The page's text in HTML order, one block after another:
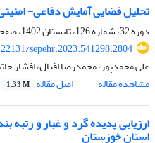
تحلیل فضایی آمایش دفاعی-
دوره 32، شماره 126، تابستان 1402، صفحه
sepehr.2023.541298.2804
علی محمدپور، محمدرضا اقبال، افشار
مشاهده مقاله
اصل مقاله 1.33 M
ارزیابی پدیده گرد و غبار و
استان خوزستان